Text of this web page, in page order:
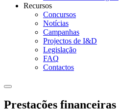
Recursos
Concursos
Notícias
Campanhas
Projectos de I&D
Legislação
FAQ
Contactos
Prestações financeiras